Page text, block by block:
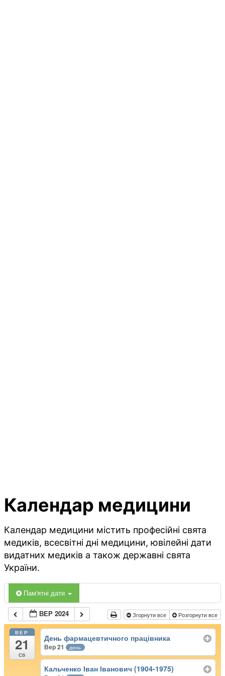
Календар медицини
Календар медицини містить професійні свята
медиків, всесвітні дні медицини, ювілейні дати
видатних медиків а також державні свята
України.
Пам'ятні дати
ВЕР 2024 Згорнути все Розгорнути все
ВЕР
21
Сб
День фармацевтичного працівника
Вер 21 день
Кальченко Іван Іванович (1904-1975)